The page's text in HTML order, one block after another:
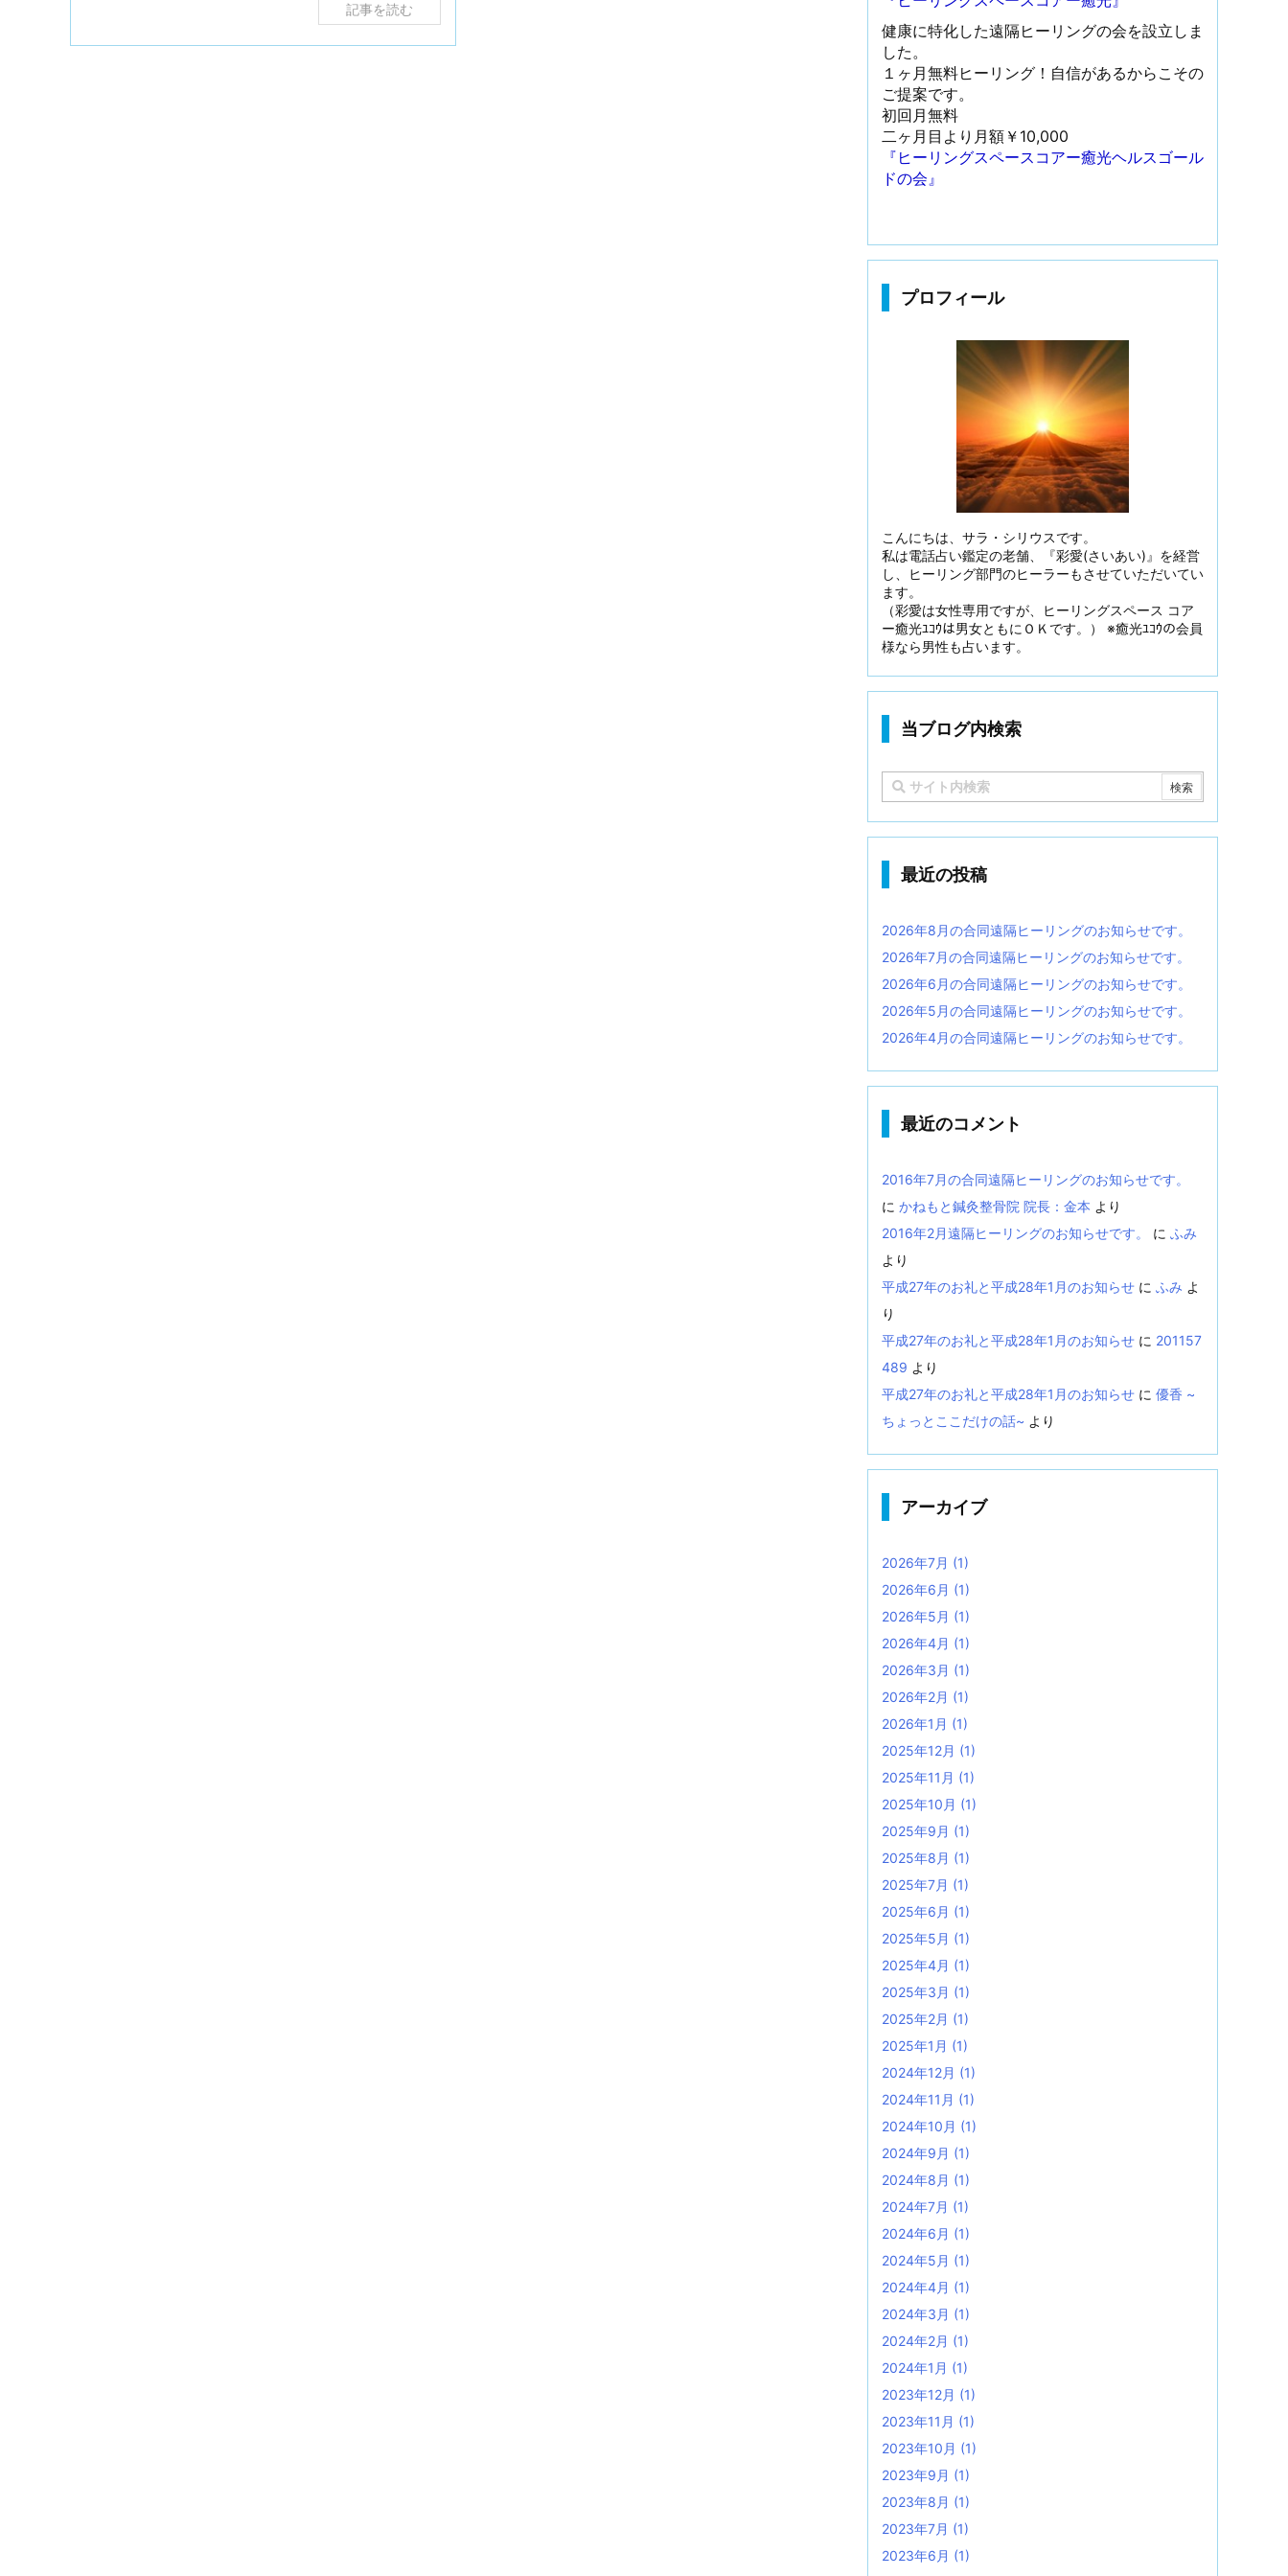
記事を読む
健康に特化した遠隔ヒーリングの会を設立しま
した。
１ヶ月無料ヒーリング！自信があるからこその
ご提案です。
初回月無料
二ヶ月目より月額￥10,000
『ヒーリングスペースコアー癒光ヘルスゴール
ドの会』
プロフィール
こんにちは、サラ・シリウスです。
私は電話占い鑑定の老舗、『彩愛(さいあい)』を経営
し、ヒーリング部門のヒーラーもさせていただいてい
ます。
（彩愛は女性専用ですが、ヒーリングスペース コア
ー癒光ﾕｺｳは男女ともにＯＫです。） ※癒光ﾕｺｳの会員
様なら男性も占います。
当ブログ内検索
最近の投稿
2026年8月の合同遠隔ヒーリングのお知らせです。
2026年7月の合同遠隔ヒーリングのお知らせです。
2026年6月の合同遠隔ヒーリングのお知らせです。
2026年5月の合同遠隔ヒーリングのお知らせです。
2026年4月の合同遠隔ヒーリングのお知らせです。
最近のコメント
2016年7月の合同遠隔ヒーリングのお知らせです。
に かねもと鍼灸整骨院 院長：金本 より
2016年2月遠隔ヒーリングのお知らせです。
に ふみ
より
平成27年のお礼と平成28年1月のお知らせ に ふみ よ
り
平成27年のお礼と平成28年1月のお知らせ に 201157
489 より
平成27年のお礼と平成28年1月のお知らせ に 優香 ~
ちょっとここだけの話~ より
アーカイブ
2026年7月 (1)
2026年6月 (1)
2026年5月 (1)
2026年4月 (1)
2026年3月 (1)
2026年2月 (1)
2026年1月 (1)
2025年12月 (1)
2025年11月 (1)
2025年10月 (1)
2025年9月 (1)
2025年8月 (1)
2025年7月 (1)
2025年6月 (1)
2025年5月 (1)
2025年4月 (1)
2025年3月 (1)
2025年2月 (1)
2025年1月 (1)
2024年12月 (1)
2024年11月 (1)
2024年10月 (1)
2024年9月 (1)
2024年8月 (1)
2024年7月 (1)
2024年6月 (1)
2024年5月 (1)
2024年4月 (1)
2024年3月 (1)
2024年2月 (1)
2024年1月 (1)
2023年12月 (1)
2023年11月 (1)
2023年10月 (1)
2023年9月 (1)
2023年8月 (1)
2023年7月 (1)
2023年6月 (1)